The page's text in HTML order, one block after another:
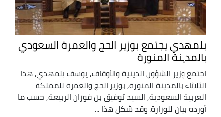
بلمهدي يجتمع بوزير الحج والعمرة السعودي
بالمدينة المنورة
اجتمع وزير الشؤون الدينية والأوقاف, يوسف بلمهدي, هذا
الثلاثاء بالمدينة المنورة, بوزير الحج والعمرة للمملكة
العربية السعودية, السيد توفيق بن فوزان الربيعة, حسب ما
أورده بيان للوزارة. وقد شكل هذا ...